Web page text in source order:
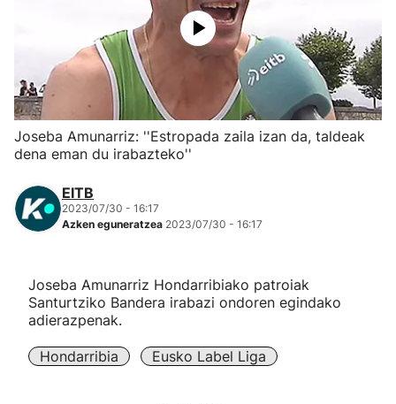
Eskubaloia
Kirolak 360
Mendi-lasterketak
"Helmuga"
Joseba Amunarriz: ''Estropada zaila izan da, taldeak
dena eman du irabazteko''
EITB
2023/07/30 - 16:17
Azken eguneratzea 2023/07/30 - 16:17
Joseba Amunarriz Hondarribiako patroiak
Santurtziko Bandera irabazi ondoren egindako
adierazpenak.
Hondarribia Eusko Label Liga